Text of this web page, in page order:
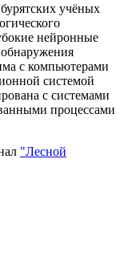
учёных
нейронные
с компьютерами
системой
с системами
процессами
"Лесной